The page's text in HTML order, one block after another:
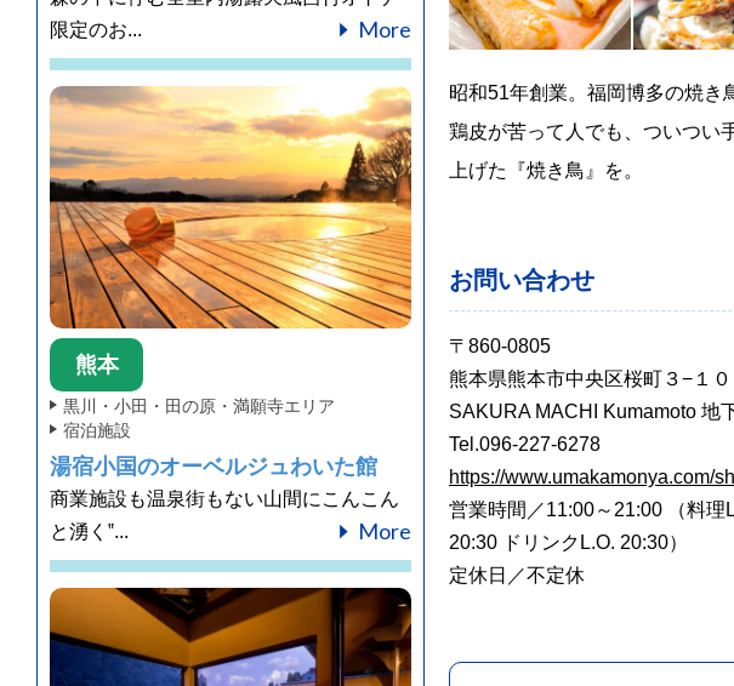
昭和51年創業。福岡博多の焼き
鶏皮が苦って人でも、ついつい
上げた『焼き鳥』を。
お問い合わせ
〒860-0805
熊本県熊本市中央区桜町３−１０
SAKURA MACHI Kumamoto 地
Tel.096-227-6278
https://www.umakamonya.com/
営業時間／11:00～21:00 （料理
20:30 ドリンクL.O. 20:30）
定休日／不定休
限定のお...
More
熊本
黒川・小田・田の原・満願寺エリア
宿泊施設
湯宿小国のオーベルジュわいた館
商業施設も温泉街もない山間にこんこん
と湧く‟...
More